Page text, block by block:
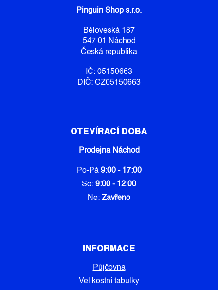
K
V
Ý
P
I
U
Pinguin Shop s.r.o.
Běloveská 187
547 01 Náchod
Česká republika
IČ: 05150663
DIČ: CZ05150663
OTEVÍRACÍ DOBA
Prodejna Náchod
Po-Pá 9:00 - 17:00
So: 9:00 - 12:00
Ne: Zavřeno
INFORMACE
Půjčovna
Velikostní tabulky